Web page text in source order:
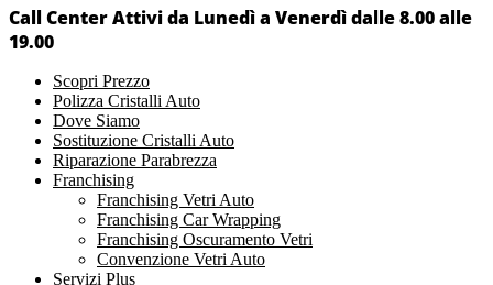
Call Center Attivi da Lunedì a Venerdì dalle 8.00 alle
19.00
Scopri Prezzo
Polizza Cristalli Auto
Dove Siamo
Sostituzione Cristalli Auto
Riparazione Parabrezza
Franchising
Franchising Vetri Auto
Franchising Car Wrapping
Franchising Oscuramento Vetri
Convenzione Vetri Auto
Servizi Plus